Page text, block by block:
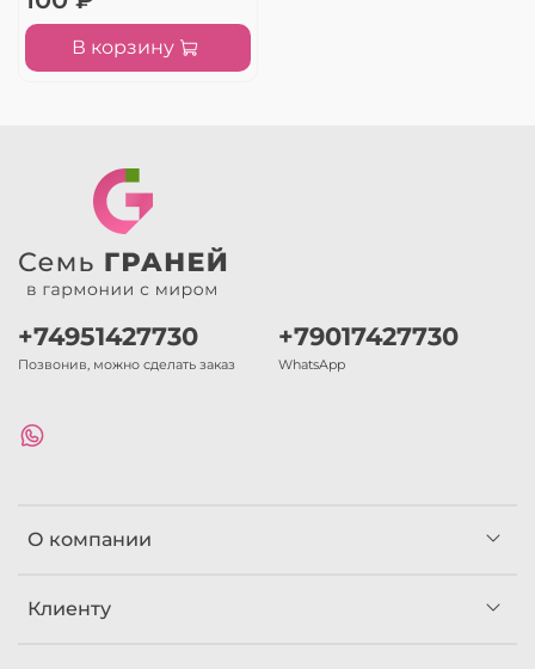
В корзину
О компании
Клиенту
+74951427730
Позвонив, можно сделать заказ
+79017427730
WhatsApp